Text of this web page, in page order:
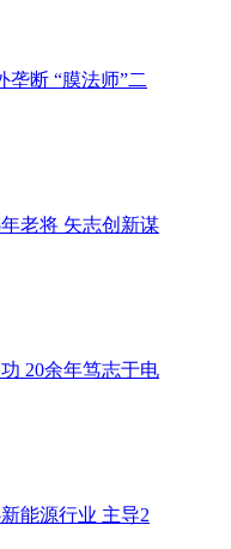
断 “膜法师”二
老将 矢志创新谋
20余年笃志于电
能源行业 主导2